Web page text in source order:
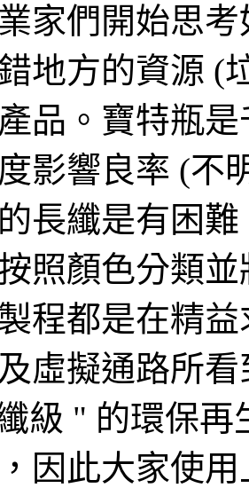
家們開始思
地方的資源 (
品。寶特瓶
影響良率 (不
長纖是有困
照顏色分類
程都是在精
虛擬通路所
級 " 的環保
因此大家使